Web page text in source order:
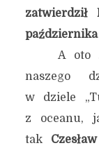
października
A oto
naszego
w dziele
z oceanu,
tak